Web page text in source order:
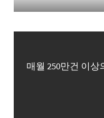
매월 250만건 이상